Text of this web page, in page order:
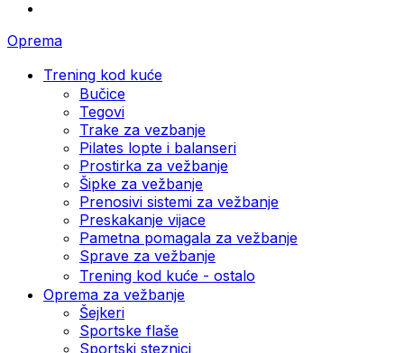
Oprema
Trening kod kuće
Bučice
Tegovi
Trake za vezbanje
Pilates lopte i balanseri
Prostirka za vežbanje
Šipke za vežbanje
Prenosivi sistemi za vežbanje
Preskakanje vijace
Pametna pomagala za vežbanje
Sprave za vežbanje
Trening kod kuće - ostalo
Oprema za vežbanje
Šejkeri
Sportske flaše
Sportski steznici